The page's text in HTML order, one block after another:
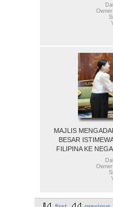
MAJLIS
BESAR
FILIPINA KE